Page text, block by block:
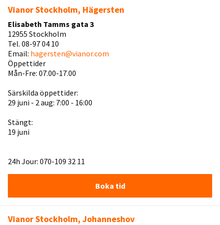
Vianor Stockholm, Hägersten
Elisabeth Tamms gata 3
12955 Stockholm
Tel. 08-97 04 10
Email: hagersten@vianor.com
Öppettider
Mån-Fre: 07.00-17.00
Särskilda öppettider:
29 juni - 2 aug: 7:00 - 16:00
Stängt:
19 juni
24h Jour: 070-109 32 11
Boka tid
Vianor Stockholm, Johanneshov